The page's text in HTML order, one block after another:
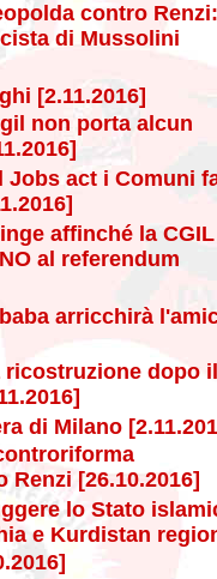
contro Renzi:
di Mussolini
[2.11.2016]
non porta alcun
Jobs act i Comuni
affinché la
al referendum
arricchirà
ricostruzione dopo il
di Milano
[26.10.2016]
lo Stato
e Kurdistan